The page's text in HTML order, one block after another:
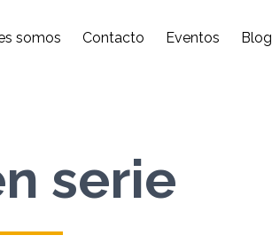
somos Contacto Eventos Blog
serie